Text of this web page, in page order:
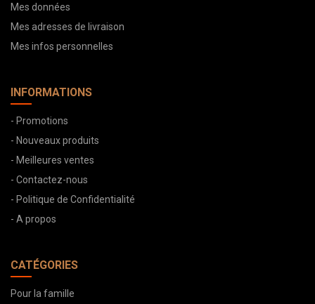
Mes données
Mes adresses de livraison
Mes infos personnelles
INFORMATIONS
- Promotions
- Nouveaux produits
- Meilleures ventes
- Contactez-nous
- Politique de Confidentialité
- A propos
CATÉGORIES
Pour la famille